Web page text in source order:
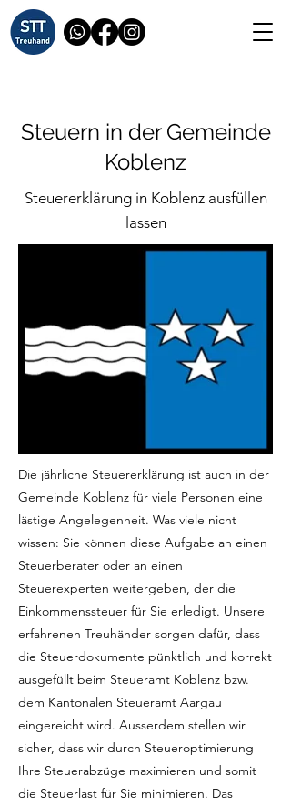
Steuern in der Gemeinde
Koblenz
Steuererklärung in Koblenz ausfüllen
lassen
Die jährliche Steuererklärung ist auch in der
Gemeinde Koblenz für viele Personen eine
lästige Angelegenheit. Was viele nicht
wissen: Sie können diese Aufgabe an einen
Steuerberater oder an einen
Steuerexperten weitergeben, der die
Einkommenssteuer für Sie erledigt. Unsere
erfahrenen Treuhänder sorgen dafür, dass
die Steuerdokumente pünktlich und korrekt
ausgefüllt beim Steueramt Koblenz bzw.
dem Kantonalen Steueramt Aargau
eingereicht wird. Ausserdem stellen wir
sicher, dass wir durch Steueroptimierung
Ihre Steuerabzüge maximieren und somit
die Steuerlast für Sie minimieren. Das